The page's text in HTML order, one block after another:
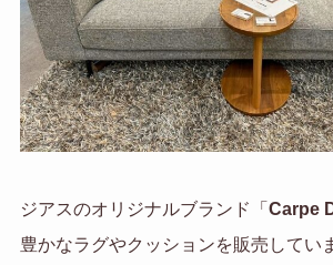
ジアスのオリジナルブランド「 Carpe
豊かなラグやクッションを販売してい